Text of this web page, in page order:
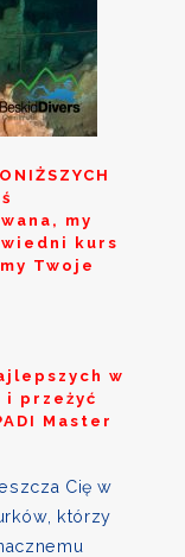
my
kurs
Twoje
w
i przeżyć
Master
Cię w
którzy